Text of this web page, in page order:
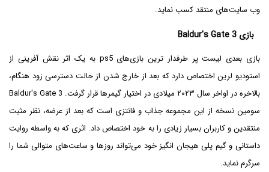
وب سایت‌های منتقد کسب نماید.
بازی Baldur's Gate 3
بازی بعدی لیست پر طرفدار ترین بازی‌های ps5 به یک اثر نقش آفرینی از
استودیو لرین اختصاص دارد که بعد از خارج شدن از حالت دسترسی زود هنگام،
بالاخره در اواخر سال ۲۰۲۳ میلادی در اختیار گیمرها قرار گرفت. Baldur's Gate 3
سومین نسخه از این مجموعه جذاب و فانتزی است که بعد از عرضه، نظر مثبت
منتقدین و کاربران بسیار زیادی را به خود اختصاص داد. اثری که به واسطه روایت
داستانی و گیم پلی هیجان انگیز خود می‌تواند روزها و ساعت‌های متوالی شما را
سرگرم نماید.